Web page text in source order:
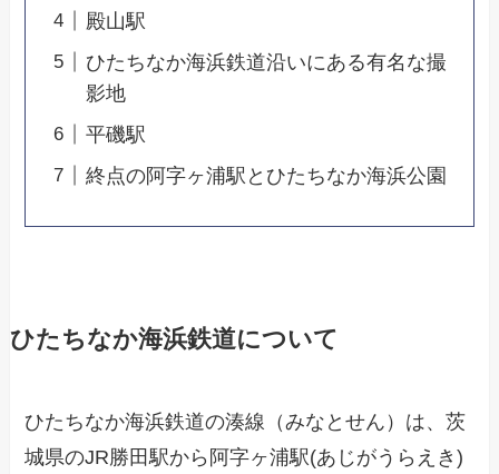
殿山駅
ひたちなか海浜鉄道沿いにある有名な撮
影地
平磯駅
終点の阿字ヶ浦駅とひたちなか海浜公園
ひたちなか海浜鉄道について
ひたちなか海浜鉄道の湊線（みなとせん）は、茨
城県のJR勝田駅から阿字ヶ浦駅(あじがうらえき)